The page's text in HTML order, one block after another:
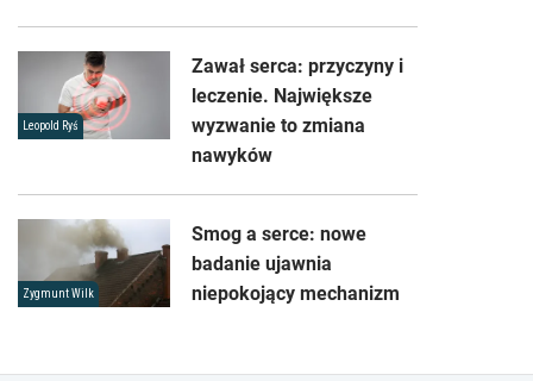
Leopold Ryś
Zawał serca: przyczyny i
leczenie. Największe
wyzwanie to zmiana
nawyków
Zygmunt Wilk
Smog a serce: nowe
badanie ujawnia
niepokojący mechanizm